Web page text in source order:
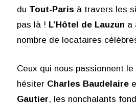
du Tout-Paris à travers les
pas là ! L’Hôtel de Lauzun a
nombre de locataires
Ceux qui nous passionnent
hésiter Charles Baudelaire
Gautier, les nonchalants